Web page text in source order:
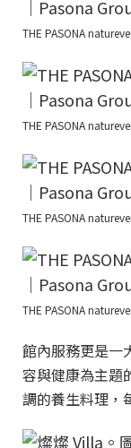
THE PASONA
THE PASONA
THE PASONA
THE PASONA
館內服務更是一
容與健康為主題
調的養生料理，